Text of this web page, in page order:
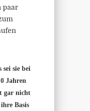
paar
sei sie bei
Jahren
gar nicht
Basis